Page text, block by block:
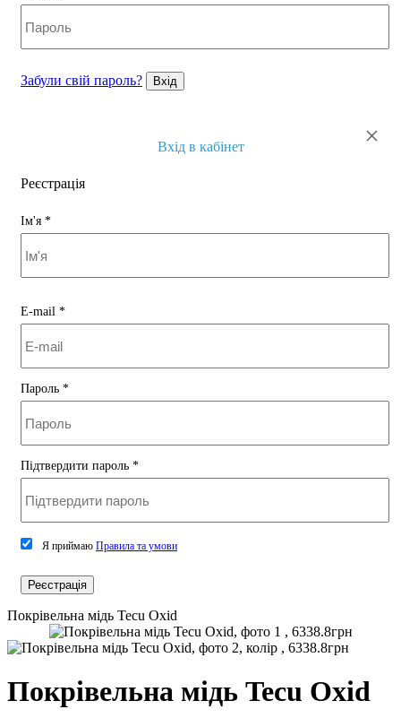
Забули свій пароль? Вхід
×
Вхід в кабінет
Реєстрація
Ім'я *
E-mail *
Пароль *
Підтвердити пароль *
Я приймаю Правила та умови
Реєстрація
Покрівельна мідь Tecu Oxid
Покрівельна мідь Tecu Oxid